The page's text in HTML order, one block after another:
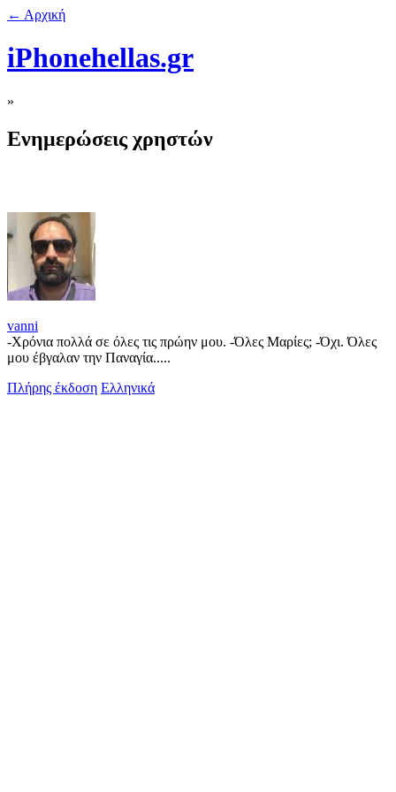
← Αρχική
iPhonehellas.gr
»
Ενημερώσεις χρηστών
vanni
-Χρόνια πολλά σε όλες τις πρώην μου. -Όλες Μαρίες; -Όχι. Όλες
μου έβγαλαν την Παναγία.....
Πλήρης έκδοση Ελληνικά